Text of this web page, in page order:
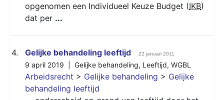
opgenomen een Individueel Keuze Budget (IKB)
dat per ...
4. Gelijke behandeling leeftijd 22 januari 2011
9 april 2019 | Gelijke behandeling, Leeftijd, WGBL
Arbeidsrecht > Gelijke behandeling > Gelijke
behandeling leeftijd